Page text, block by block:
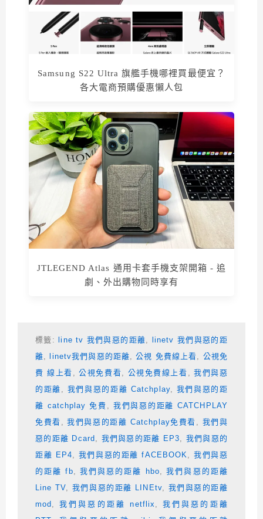
Samsung S22 Ultra 旗艦手機哪裡買最便宜？
各大電商預購優惠懶人包
JTLEGEND Atlas 通用卡套手機支架開箱 - 追
劇、外出購物同時享有
標籤:line tv 我們與惡的距離
linetv 我們與惡的距
離 ,linetv我們與惡的距離 ,公視 免費線上看
公視免
費 線上看
,公視免費看 公視免費線上看 ,我們與惡
的距離
我們與惡的距離 Catchplay, 我們與惡的距
離 catchplay 免費
我們與惡的距離 CATCHPLAY
免費看
,我們與惡的距離 Catchplay免費看
我們與
惡的距離 Dcard
我們與惡的距離 EP3
我們與惡的
距離 EP4
我們與惡的距離 fACEBOOK ,我們與惡
的距離 fb
我們與惡的距離 hbo ,我們與惡的距離
Line TV
我們與惡的距離 LINEtv, 我們與惡的距離
mod
我們與惡的距離 netflix
我們與惡的距離